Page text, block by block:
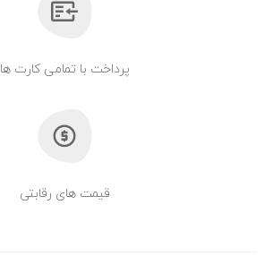
پرداخت با تمامی کارت ها
قیمت های رقابتی